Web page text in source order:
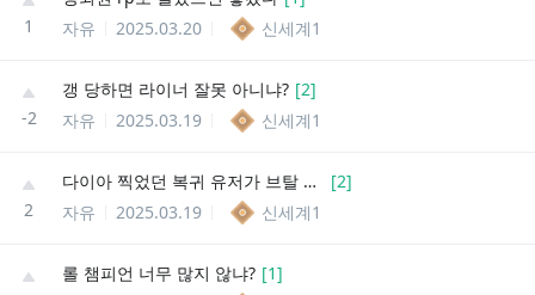
1
자유
2025.03.20 신세계1
-2
갱 당하면 라이너 잘못 아니냐? [2]
자유
2025.03.19 신세계1
2
다이아 찍었던 복귀 유저가 브탈 못할수도 있지 왜 그래!!!!!!!! [2]
자유
2025.03.19 신세계1
롤 챔피언 너무 많지 않냐? [1]